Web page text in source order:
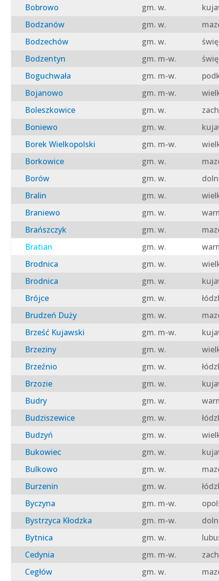
Bobrowo
gm. w.
Bodzanów
gm. w.
Bodzechów
gm. w.
Bodzentyn
gm. m-w.
Boguchwała
gm. m-w.
Bojanowo
gm. m-w.
Boleszkowice
gm. w.
Boniewo
gm. w.
Borek Wielkopolski
gm. m-w.
Borkowice
gm. w.
Borów
gm. w.
Bralin
gm. w.
Braniewo
gm. w.
Brańszczyk
gm. w.
Bratian
gm. w.
Brodnica
gm. w.
Brodnica
gm. w.
Brójce
gm. w.
Brudzeń Duży
gm. w.
Brześć Kujawski
gm. m-w.
Brzeziny
gm. w.
Brzeźnio
gm. w.
Brzozie
gm. w.
Budry
gm. w.
Budziszewice
gm. w.
Budzyń
gm. w.
Bukowiec
gm. w.
Bulkowo
gm. w.
Burzenin
gm. w.
Byczyna
gm. m-w.
Bystrzyca Kłodzka
gm. m-w.
Bytnica
gm. w.
Cedynia
gm. m-w.
Cegłów
gm. w.